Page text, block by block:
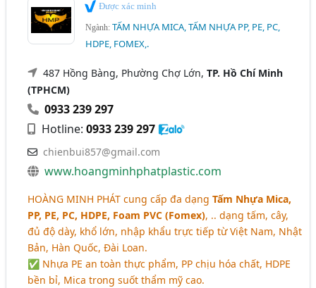
Được xác minh
Ngành:TẤM NHỰA MICA, TẤM NHỰA PP, PE, PC,
HDPE, FOMEX,.
487 Hồng Bàng, Phường Chợ Lớn,TP. Hồ Chí Minh
(TPHCM)
0933 239 297
Hotline:0933 239 297
chienbui857@gmail.com
www.hoangminhphatplastic.com
HOÀNG MINH PHÁT cung cấp đa dạngTấm Nhựa Mica,
PP, PE, PC, HDPE, Foam PVC (Fomex), .. dạng tấm, cây,
đủ độ dày, khổ lớn, nhập khẩu trực tiếp từ Việt Nam, Nhật
Bản, Hàn Quốc, Đài Loan.
✅ Nhựa PE an toàn thực phẩm, PP chịu hóa chất, HDPE
bền bỉ, Mica trong suốt thẩm mỹ cao.